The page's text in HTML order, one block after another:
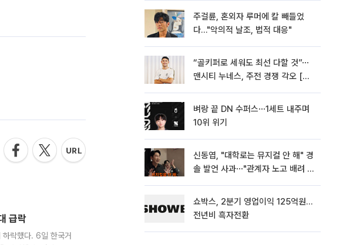
급락
락했다. 6일 한국거
주걸륜, 혼외자 루머에 칼 빼들었
다…"악의적 날조, 법적 대응"
“골키퍼로 세워도 최선 다할 것”⋯
맨시티 누네스, 주전 경쟁 각오 [인
벼랑 끝 DN 수퍼스⋯1세트 내주며
10위 위기
신동엽, "대학로는 뮤지컬 안 해" 경
솔 발언 사과⋯"관계자 노고 배려 못
쇼박스, 2분기 영업이익 125억원…
전년비 흑자전환